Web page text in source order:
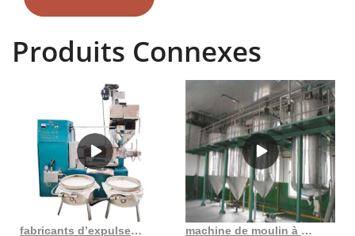
disponible sur le marché n'est pas PURE, elle n'est pas comestible.
Produits Connexes
fabricants d’expulseurs d’huile machine de moulin à huile au Cameroun fournisseurs de moulins à huile en gros